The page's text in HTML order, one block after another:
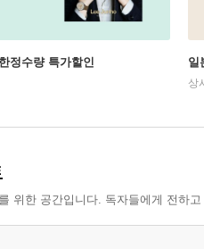
정수량 특가할인 일
상
위한 공간입니다. 독자들에게 전하